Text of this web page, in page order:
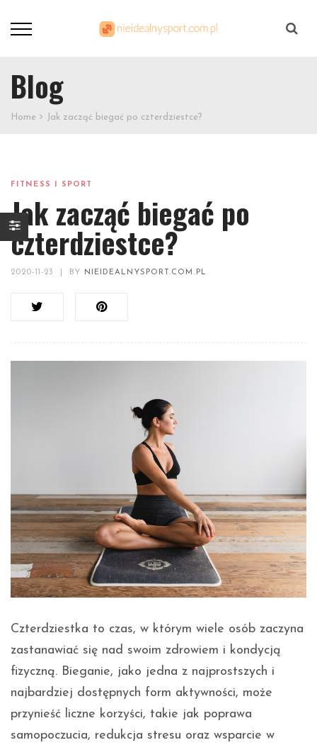
Blog
Home Jak zacząć biegać po czterdziestce?
FITNESS I SPORT
Jak zacząć biegać po
czterdziestce?
2020-11-23 BY NIEIDEALNYSPORT.COM.PL
Czterdziestka to czas, w którym wiele osób zaczyna
zastanawiać się nad swoim zdrowiem i kondycją
fizyczną. Bieganie, jako jedna z najprostszych i
najbardziej dostępnych form aktywności, może
przynieść liczne korzyści, takie jak poprawa
samopoczucia, redukcja stresu oraz wsparcie w